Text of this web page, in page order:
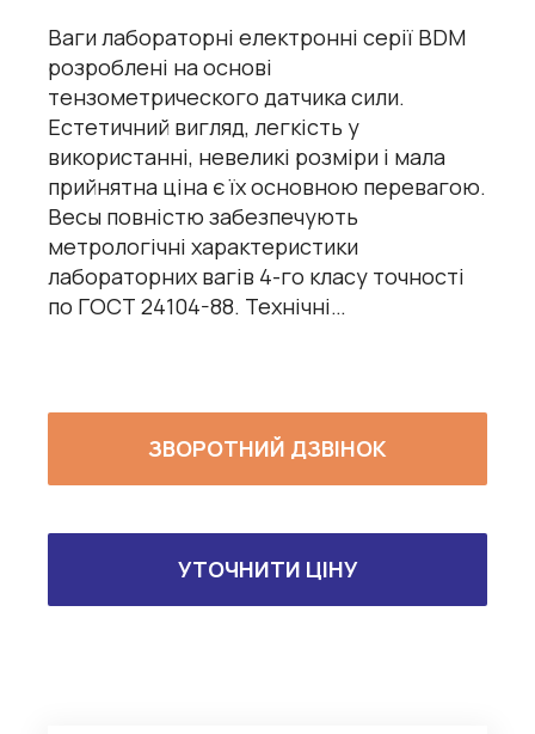
Ваги лабораторні електронні серії BDM
розроблені на основі
тензометрического датчика сили.
Естетичний вигляд, легкість у
використанні, невеликі розміри і мала
прийнятна ціна є їх основною перевагою.
Весы повністю забезпечують
метрологічні характеристики
лабораторних вагів 4-го класу точності
по ГОСТ 24104-88. Технічні…
ЗВОРОТНИЙ ДЗВІНОК
УТОЧНИТИ ЦІНУ